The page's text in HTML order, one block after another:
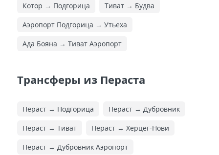
Котор → Подгорица Тиват → Будва
Аэропорт Подгорица → Утьеха
Ада Бояна → Тиват Аэропорт
Трансферы из Пераста
Пераст → Подгорица Пераст → Дубровник
Пераст → Тиват Пераст → Херцег-Нови
Пераст → Дубровник Аэропорт